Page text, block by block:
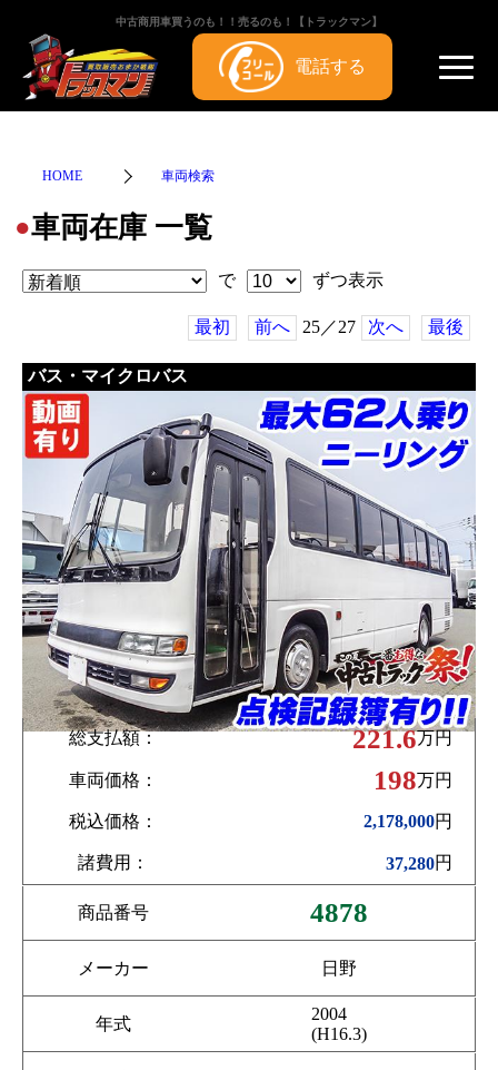
中古商用車買うのも！！売るのも！【トラックマン】
電話する
HOME 車両検索
●車両在庫 一覧
で ずつ表示
最初 前へ 25／27 次へ 最後
バス・マイクロバス
総支払額： 221.6万円
車両価格： 198万円
税込価格： 2,178,000円
諸費用： 37,280円
商品番号 4878
メーカー 日野
年式
2004
(H16.3)